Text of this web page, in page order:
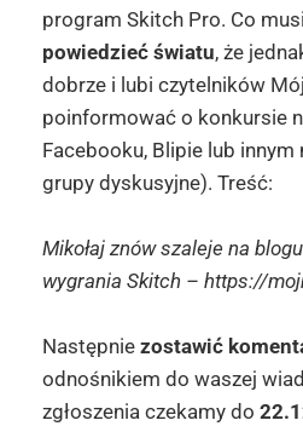
program Skitch Pro. Co
powiedzieć światu, że
dobrze i lubi czytelników
poinformować o konkursie
Facebooku, Blipie lub
grupy dyskusyjne). Treść:
Mikołaj znów szaleje na
wygrania Skitch – https://
Następnie zostawić
odnośnikiem do waszej
zgłoszenia czekamy do